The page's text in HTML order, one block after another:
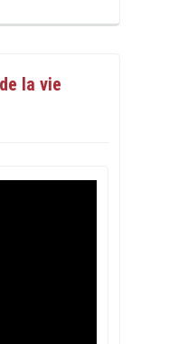
la vie